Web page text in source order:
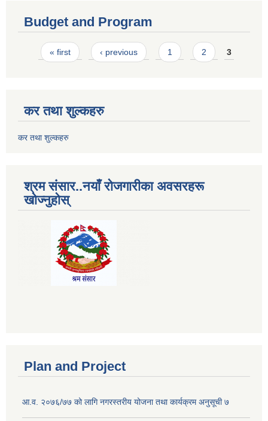
Budget and Program
Pages
« first ‹ previous 1 2 3
कर तथा शुल्कहरु
कर तथा शुल्कहरु
श्रम संसार..नयाँ रोजगारीका अवसरहरू
खोज्नुहोस्
Plan and Project
आ.व. २०७६/७७ को लागि नगरस्तरीय योजना तथा कार्यक्रम अनुसूची ७